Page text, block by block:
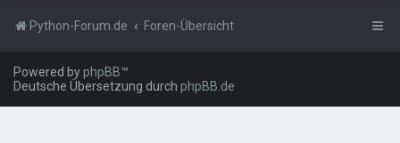
Python-Forum.de Foren-Übersicht
Powered byphpBB™
Deutsche Übersetzung durch phpBB.de